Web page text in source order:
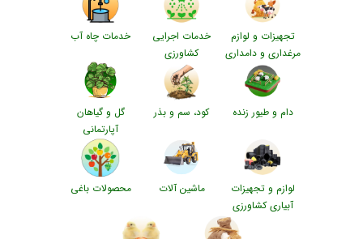
تجهیزات و لوازم
مرغداری و دامداری
خدمات اجرایی
کشاورزی
خدمات چاه آب
دام و طیور زنده کود، سم و بذر
گل و گیاهان
آپارتمانی
لوازم و تجهیزات
آبیاری کشاورزی
ماشین آلات محصولات باغی